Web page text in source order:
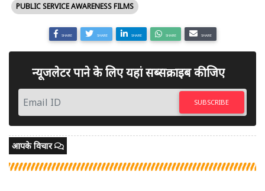
PUBLIC SERVICE AWARENESS FILMS
SHARE SHARE SHARE SHARE SHARE
न्यूजलेटर पाने के लिए यहां सब्सक्राइब कीजिए
SUBSCRIBE
आपके विचार